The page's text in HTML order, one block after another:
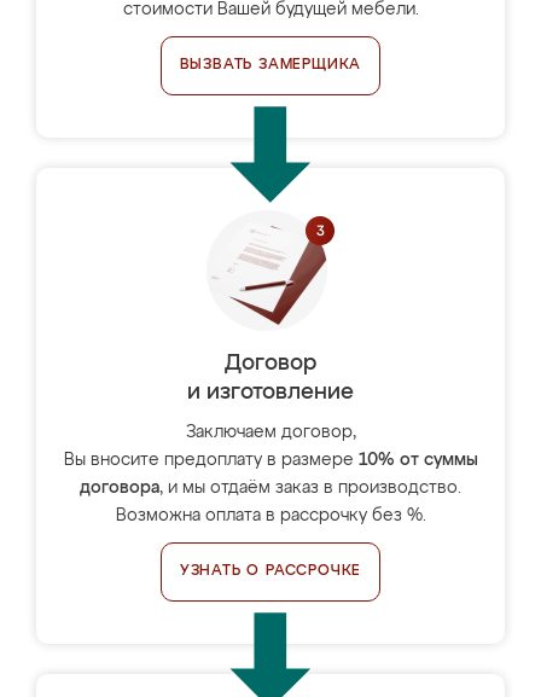
стоимости Вашей будущей мебели.
ВЫЗВАТЬ ЗАМЕРЩИКА
Договор
и изготовление
Заключаем договор,
Вы вносите предоплату в размере 10% от суммы
договора, и мы отдаём заказ в производство.
Возможна оплата в рассрочку без %.
УЗНАТЬ О РАССРОЧКЕ